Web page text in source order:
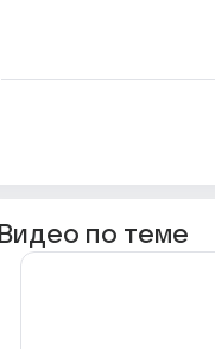
Видео по теме